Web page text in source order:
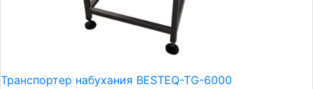
Транспортер набухания BESTEQ-TG-6000